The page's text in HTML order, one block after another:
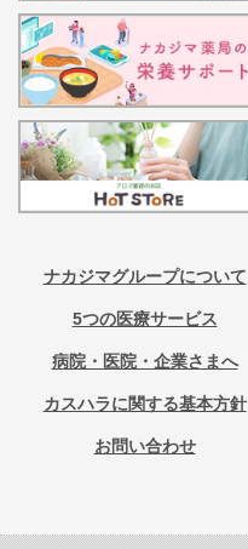
ナカジマグループについて
5つの医療サービス
病院・医院・企業さまへ
カスハラに関する基本方針
お問い合わせ